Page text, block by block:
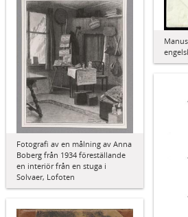
Fotografi av en målning av Anna
Boberg från 1934 föreställande
en interiör från en stuga i
Solvaer, Lofoten